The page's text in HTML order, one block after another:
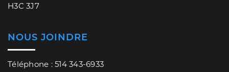
H3C 3J7
NOUS JOINDRE
Téléphone : 514 343-6933